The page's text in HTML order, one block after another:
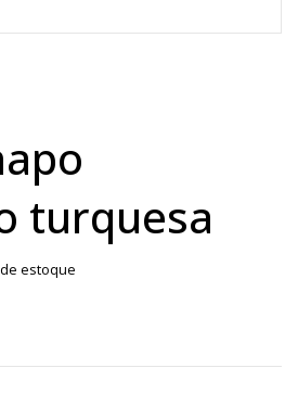
turquesa
estoque